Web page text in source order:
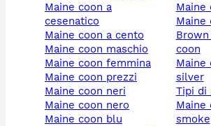
maine coon a
cesenatico
maine coon a cento
maine coon maschio
maine coon femmina
maine coon prezzi
maine coon neri
maine coon nero
maine coon blu
brown tabby maine
coon
maine coon tabby
silver
tipi di
maine coon black
smoke